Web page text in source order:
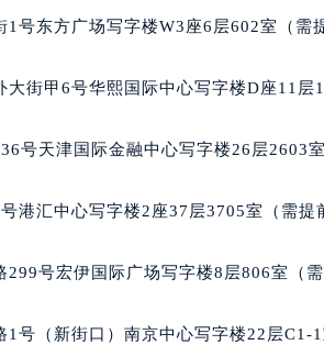
青秀区金湖路59号地王大厦12楼1224室
丰泽区宝洲路729号浦西万达中心写字
芝罘区胜利路139号万达金融中心A座
南明区都司高架桥路33号亨特国际金融
市长安区中山东路39号勒泰中心写字楼
龙华区金贸东路5号海口华润大厦B座17
号东方广场写字楼W3座6层602室（需
大街甲6号华熙国际中心写字楼D座11层
号天津国际金融中心写字楼26层2603
港汇中心写字楼2座37层3705室（需提
号宏伊国际广场写字楼8层806室（需
号（新街口）南京中心写字楼22层C1-1